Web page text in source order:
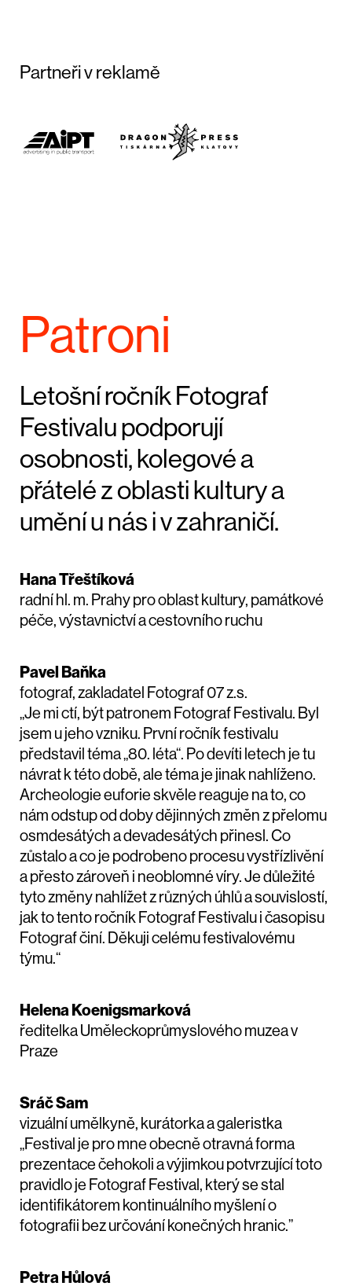
Partneři v reklamě
Patroni
Letošní ročník Fotograf
Festivalu podporují
osobnosti, kolegové a
přátelé z oblasti kultury a
umění u nás i v zahraničí.
Hana Třeštíková
radní hl. m. Prahy pro oblast kultury, památkové
péče, výstavnictví a cestovního ruchu
Pavel Baňka
fotograf, zakladatel Fotograf 07 z.s.
„Je mi ctí, být patronem Fotograf Festivalu. Byl
jsem u jeho vzniku. První ročník festivalu
představil téma „80. léta“. Po devíti letech je tu
návrat k této době, ale téma je jinak nahlíženo.
Archeologie euforie skvěle reaguje na to, co
nám odstup od doby dějinných změn z přelomu
osmdesátých a devadesátých přinesl. Co
zůstalo a co je podrobeno procesu vystřízlivění
a přesto zároveň i neoblomné víry. Je důležité
tyto změny nahlížet z různých úhlů a souvislostí,
jak to tento ročník Fotograf Festivalu i časopisu
Fotograf činí. Děkuji celému festivalovému
týmu.“
Helena Koenigsmarková
ředitelka Uměleckoprůmyslového muzea v
Praze
Sráč Sam
vizuální umělkyně, kurátorka a galeristka
„Festival je pro mne obecně otravná forma
prezentace čehokoli a výjimkou potvrzující toto
pravidlo je Fotograf Festival, který se stal
identifikátorem kontinuálního myšlení o
fotografii bez určování konečných hranic.”
Petra Hůlová